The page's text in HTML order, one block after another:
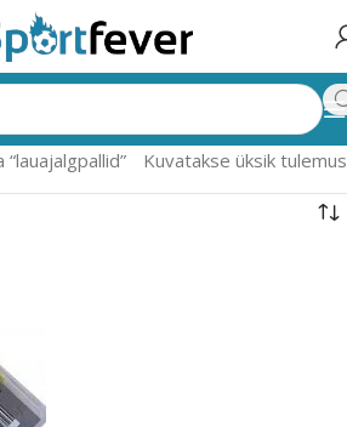
Kuvatakse üksik tulemus